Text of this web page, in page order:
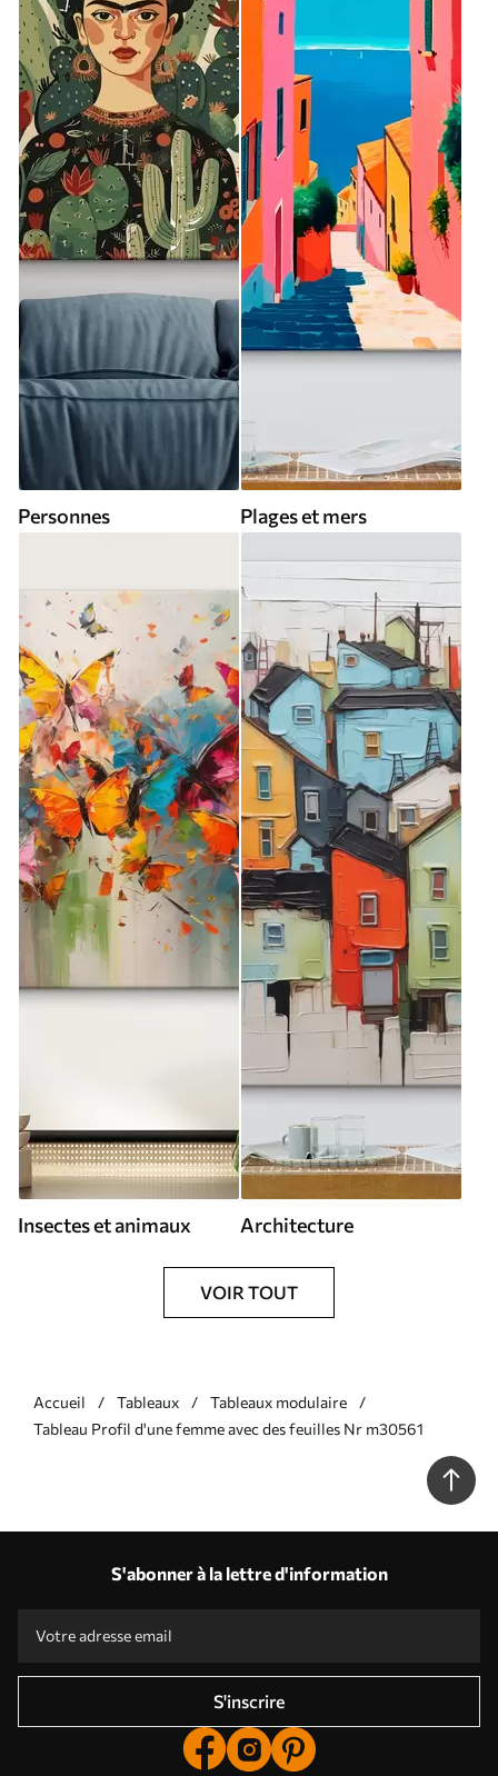
Personnes Plages et mers
Insectes et animaux Architecture
VOIR TOUT
Accueil Tableaux
Tableaux modulaire
Tableau Profil d'une femme avec des feuilles Nr m30561
S'abonner à la lettre d'information
S'inscrire